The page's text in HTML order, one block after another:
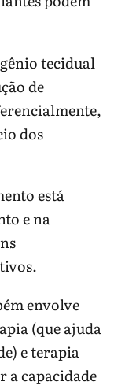
tecidual
de
dos
está
e na
envolve
(que ajuda
e terapia
a capacidade